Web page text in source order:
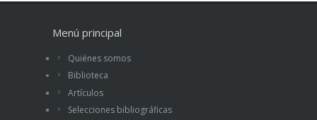
Menú principal
Quiénes somos
Biblioteca
Artículos
Selecciones bibliográficas